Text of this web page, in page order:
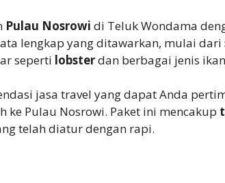
Pulau Nosrowi di Teluk Wondama
lengkap yang ditawarkan, mulai dari
seperti lobsterdan berbagai jenis
jasa travel yang dapat Anda
ke Pulau Nosrowi. Paket ini mencakup
telah diatur dengan rapi.